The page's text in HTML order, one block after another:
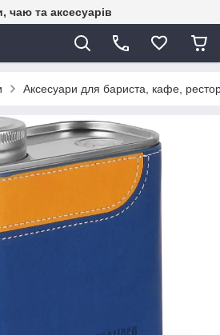
чаю та аксесуарів
Аксесуари для бариста, кафе,